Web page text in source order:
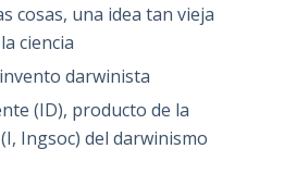
cosas, una idea tan vieja
ciencia
darwinista
(ID), producto de la
Ingsoc) del darwinismo